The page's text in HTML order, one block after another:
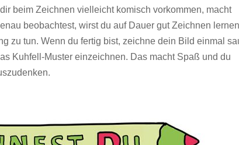
beim Zeichnen vielleicht komisch vorkommen, macht
beobachtest, wirst du auf Dauer gut Zeichnen
zu tun. Wenn du fertig bist, zeichne dein Bild einmal
Kuhfell-Muster einzeichnen. Das macht Spaß und du